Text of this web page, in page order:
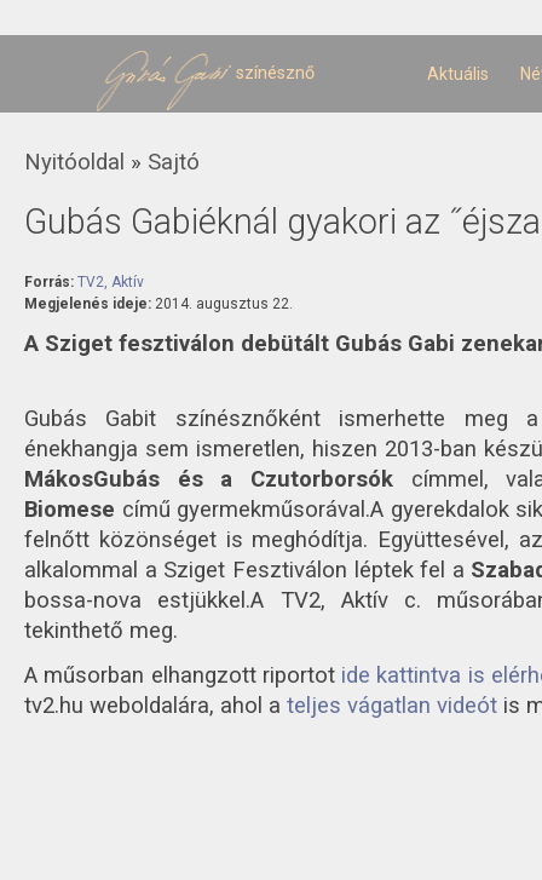
színésznő Aktuális
Jelenlegi hely
Nyitóoldal » Sajtó
Gubás Gabiéknál gyakori az
Forrás: TV2, Aktív
Megjelenés ideje: 2014. augusztus 22.
A Sziget fesztiválon debütált Gubás Gabi
Gubás Gabit színésznőként ismerhette meg
énekhangja sem ismeretlen, hiszen 2013-ban
MákosGubás és a Czutorborsókcímmel,
Biomese című gyermekműsorával.A gyerekdalok
felnőtt közönséget is meghódítja. Együttesével,
alkalommal a Sziget Fesztiválon léptek fel a
bossa-nova estjükkel.A TV2, Aktív c.
tekinthető meg.
A műsorban elhangzott riportot ide kattintva is
tv2.hu weboldalára, ahol a teljes vágatlan videót is